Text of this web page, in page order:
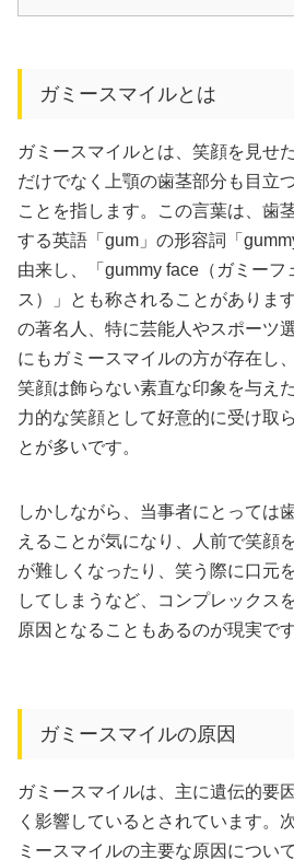
ガミースマイルとは
ガミースマイルとは、笑顔を見せ
だけでなく上顎の歯茎部分も目立
ことを指します。この言葉は、歯
する英語「gum」の形容詞「
由来し、「gummy face（ガミーフ
ス）」とも称されることがありま
の著名人、特に芸能人やスポーツ
にもガミースマイルの方が存在し
笑顔は飾らない素直な印象を与え
力的な笑顔として好意的に受け取
とが多いです。
しかしながら、当事者にとっては
えることが気になり、人前で笑顔
が難しくなったり、笑う際に口元
してしまうなど、コンプレックス
原因となることもあるのが現実です
ガミースマイルの原因
ガミースマイルは、主に遺伝的要
く影響しているとされています。
ミースマイルの主要な原因につい